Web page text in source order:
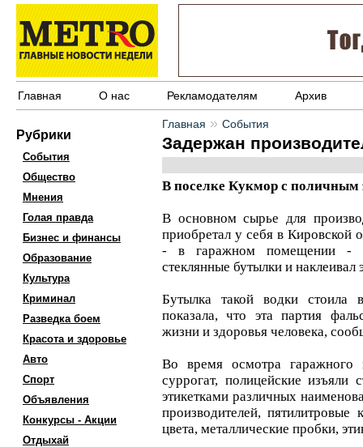
Главная О нас Рекламодателям Архив
Рубрики
События
Общество
Мнения
Голая правда
Бизнес и финансы
Образование
Культура
Криминал
Разведка боем
Красота и здоровье
Авто
Спорт
Объявления
Конкурсы - Акции
Отдыхай
Главная » События
Задержан
В поселке Кукмор с поличным
В основном сырье для
приобретал у себя в Кировской
- в гаражном помещении -
стеклянные бутылки и наклеивал
Бутылка такой водки стоила
показала, что эта партия
жизни и здоровья человека,
Во время осмотра гаражного
суррогат, полицейские изъяли
этикетками различных
производителей,
цвета, металлические пробки,